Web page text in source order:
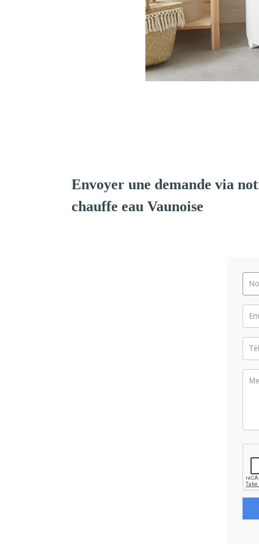
Envoyer une demande via
chauffe eau Vaunoise